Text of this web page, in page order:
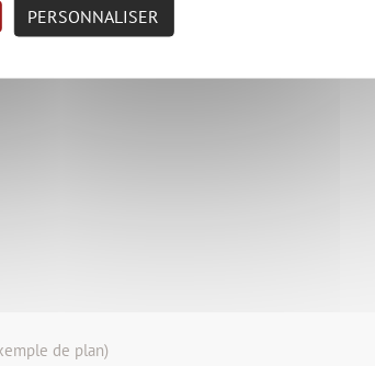
seulement
de plan)
PERSONNALISER